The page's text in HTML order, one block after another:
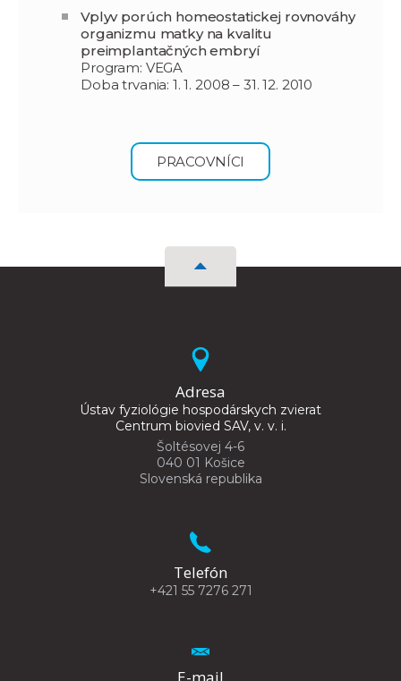
Vplyv porúch homeostatickej rovnováhy
organizmu matky na kvalitu
preimplantačných embryí
Program: VEGA
Doba trvania: 1. 1. 2008 – 31. 12. 2010
PRACOVNÍCI
Adresa
Ústav fyziológie hospodárskych zvierat
Centrum biovied SAV, v. v. i.
Šoltésovej 4-6
040 01 Košice
Slovenská republika
Telefón
+421 55 7276 271
E-mail